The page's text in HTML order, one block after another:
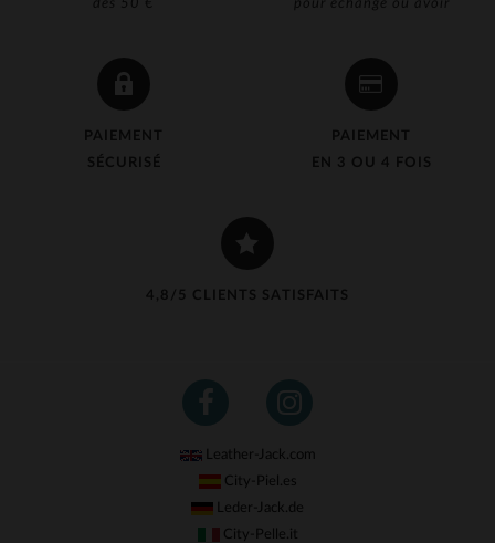
dès 50 €
pour échange ou avoir
PAIEMENT
SÉCURISÉ
PAIEMENT
EN 3 OU 4 FOIS
4,8/5 CLIENTS SATISFAITS
Leather-Jack.com
City-Piel.es
Leder-Jack.de
City-Pelle.it